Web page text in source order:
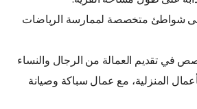
شواطئ متخصصة لممارسة الرياضات
في تقديم العمالة من الرجال والنساء
المنزلية، مع عمال سباكة وصيانة